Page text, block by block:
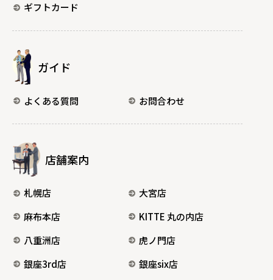
ギフトカード
ガイド
よくある質問 お問合わせ
店舗案内
札幌店
大宮店
麻布本店
KITTE 丸の内店
八重洲店
虎ノ門店
銀座3rd店
銀座six店